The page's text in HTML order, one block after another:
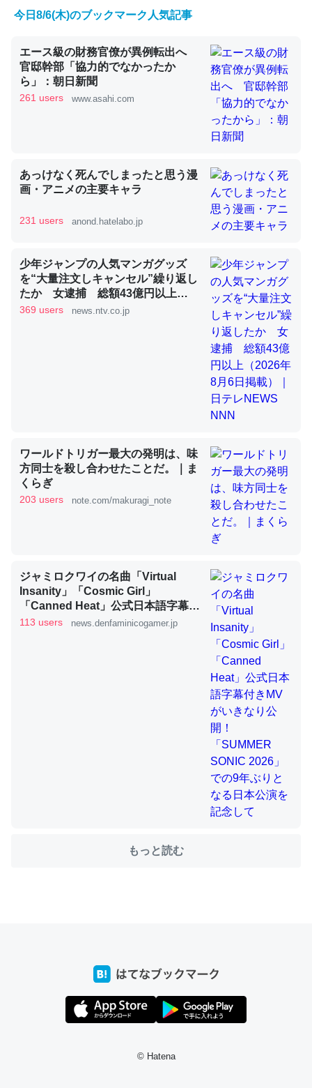
くらい。小説でいう「ずっと前の伏線」は回収されないけ
ど、短期記憶というには多い分量。進化すればするほど分
かりやすく強くなりそう
─GPTの仕組みと限界についての考察（１） - conceptualization
昆虫ってカルシウム少ないのか。知らんかった。調べたら
コオロギのカルシウム分はエビの600分の1程度。
論文では「淡水はカルシウムも酸素も不足してて両方に不
利だから両方が拮抗してるのでは」とあって面白い。海に
いる鋏角類（カブトガニ・ウミグモ）はカルシウムを使わ
ずキチンを強化してる筈だが、酵素が違うのか？
─ニュース :: 【研究発表】昆虫学の大問題＝「昆虫はなぜ海にいな
これを元に考えるとカルシウムを大量に使う脊椎動物と貝
類は苦労してるんだな…。腹足類だと殻を無くしてナメク
いのか」に関する新仮説
ウチもEchoを実家に置いて４年。でたまに覗いてる。ぼ
ちぼちRingも置こうかと画策中。あと、Googleマップで
位置情報を共有してる。電池残量や充電中かが分かるので
─たまにLINEするくらいだった遠方の父67歳と僕。ITツール導入で
コミュニケーションが劇的に変化した｜tayorini by LIFULL介護
とかSpotifyを支払う孝行もできる。一生で親と会える残
私も3年前ぐらいに祖母の家に設置した。ポケットWifiみ
たいなのでネット環境作ったけどAlexaしか使わないので
https://toyoshi.hatenablog.com/entry/2019/05/15/1805
今日8/6(木)のブックマーク人気記事
エース級の財務官僚が異例転出へ
官邸幹部「協力的でなかったか
ら」：朝日新聞
261 users www.asahi.com
あっけなく死んでしまったと思う漫
画・アニメの主要キャラ
231 users anond.hatelabo.jp
少年ジャンプの人気マンガグッズ
を“大量注文しキャンセル”繰り返し
たか 女逮捕 総額43億円以上
（2026年8月6日掲載）｜日テレ
369 users news.ntv.co.jp
ワールドトリガー最大の発明は、味
方同士を殺し合わせたことだ。｜ま
くらぎ
203 users note.com/makuragi_note
ジャミロクワイの名曲「Virtual
Insanity」「Cosmic Girl」
「Canned Heat」公式日本語字幕付
きMVがいきなり公開！「SUMMER
113 users news.denfaminicogamer.jp
もっと読む
© Hatena